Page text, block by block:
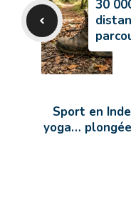
30
Sport en
yoga…